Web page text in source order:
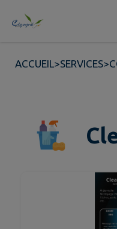
Contenu
ACCUEIL>SERVICES>